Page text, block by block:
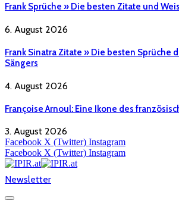
Frank Sprüche » Die besten Zitate und
6. August 2026
Frank Sinatra Zitate » Die besten Sprüche
Sängers
4. August 2026
Françoise Arnoul: Eine Ikone des
3. August 2026
Facebook X (Twitter) Instagram
Facebook X (Twitter) Instagram
Newsletter